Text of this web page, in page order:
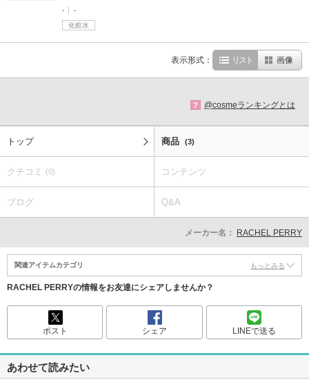
-
-
化粧水
表示形式： リスト 画像
? @cosmeランキングとは
トップ 商品 (3)
クチコミ (0) コンテンツ
ブログ Q&A
メーカー名： RACHEL PERRY
関連アイテムカテゴリ もっとみる
RACHEL PERRYの情報をお友達にシェアしませんか？
ポスト シェア LINEで送る
あわせて読みたい